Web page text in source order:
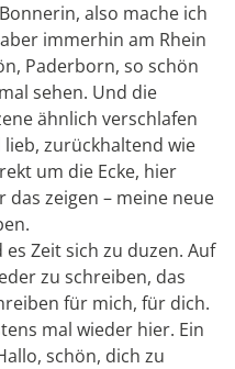
also mache ich
immerhin am Rhein
Paderborn, so schön
sehen. Und die
ähnlich verschlafen
zurückhaltend wie
um die Ecke, hier
das zeigen – meine neue
Zeit sich zu duzen. Auf
zu schreiben, das
für mich, für dich.
mal wieder hier. Ein
schön, dich zu